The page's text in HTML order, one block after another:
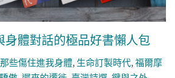
身體對話的極品好書懶人包
那些傷住進我身體, 生命訂製時代,福爾摩